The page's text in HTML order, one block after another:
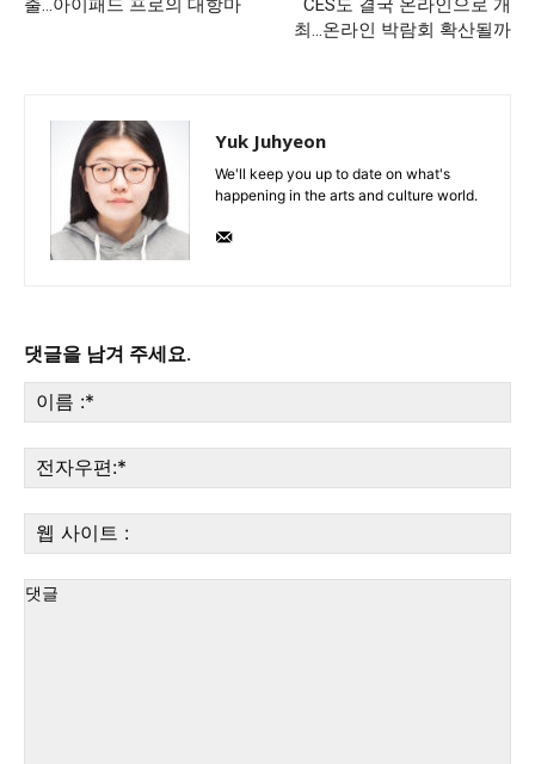
출…아이패드 프로의 대항마
CES도 결국 온라인으로 개
최…온라인 박람회 확산될까
Yuk Juhyeon
We'll keep you up to date on what's
happening in the arts and culture world.
댓글을 남겨 주세요.
름
:*
자
우
사
이